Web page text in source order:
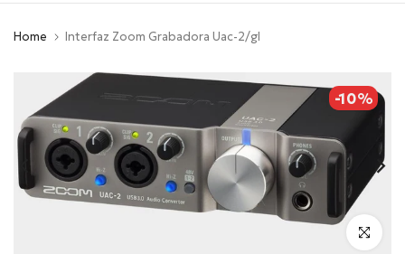
Home Interfaz Zoom Grabadora Uac-2/gl
-10%
Click para